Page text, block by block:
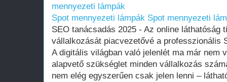
mennyezeti lámpák
Spot mennyezeti lámpák Spot mennyezeti
SEO tanácsadás 2025 - Az online láthatóság
vállalkozását piacvezetővé a professzionális
A digitális világban való jelenlét ma már nem
alapvető szükséglet minden vállalkozás
nem elég egyszerűen csak jelen lenni –